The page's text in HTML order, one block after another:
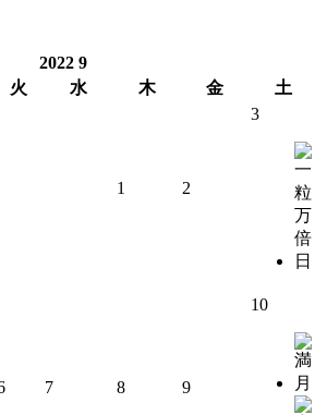
2022 9
火 水 木 金 土
1 2
3
7 8 9
10